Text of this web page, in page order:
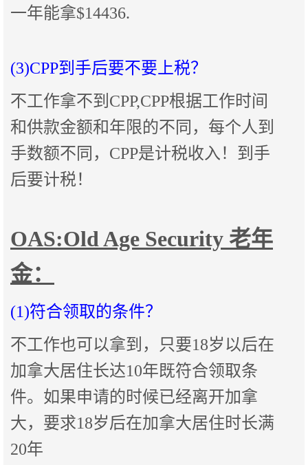
一年能拿$14436.
(3)CPP到手后要不要上税？
不工作拿不到CPP,CPP根据工作时间
和供款金额和年限的不同，每个人到
手数额不同，CPP是计税收入！到手
后要计税！
OAS:Old Age Security 老年
金：
(1)符合领取的条件？
不工作也可以拿到，只要18岁以后在
加拿大居住长达10年既符合领取条
件。如果申请的时候已经离开加拿
大，要求18岁后在加拿大居住时长满
20年